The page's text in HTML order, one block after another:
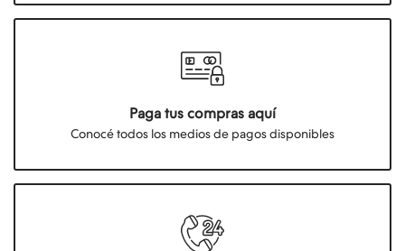
Paga tus compras aquí
Conocé todos los medios de pagos disponibles